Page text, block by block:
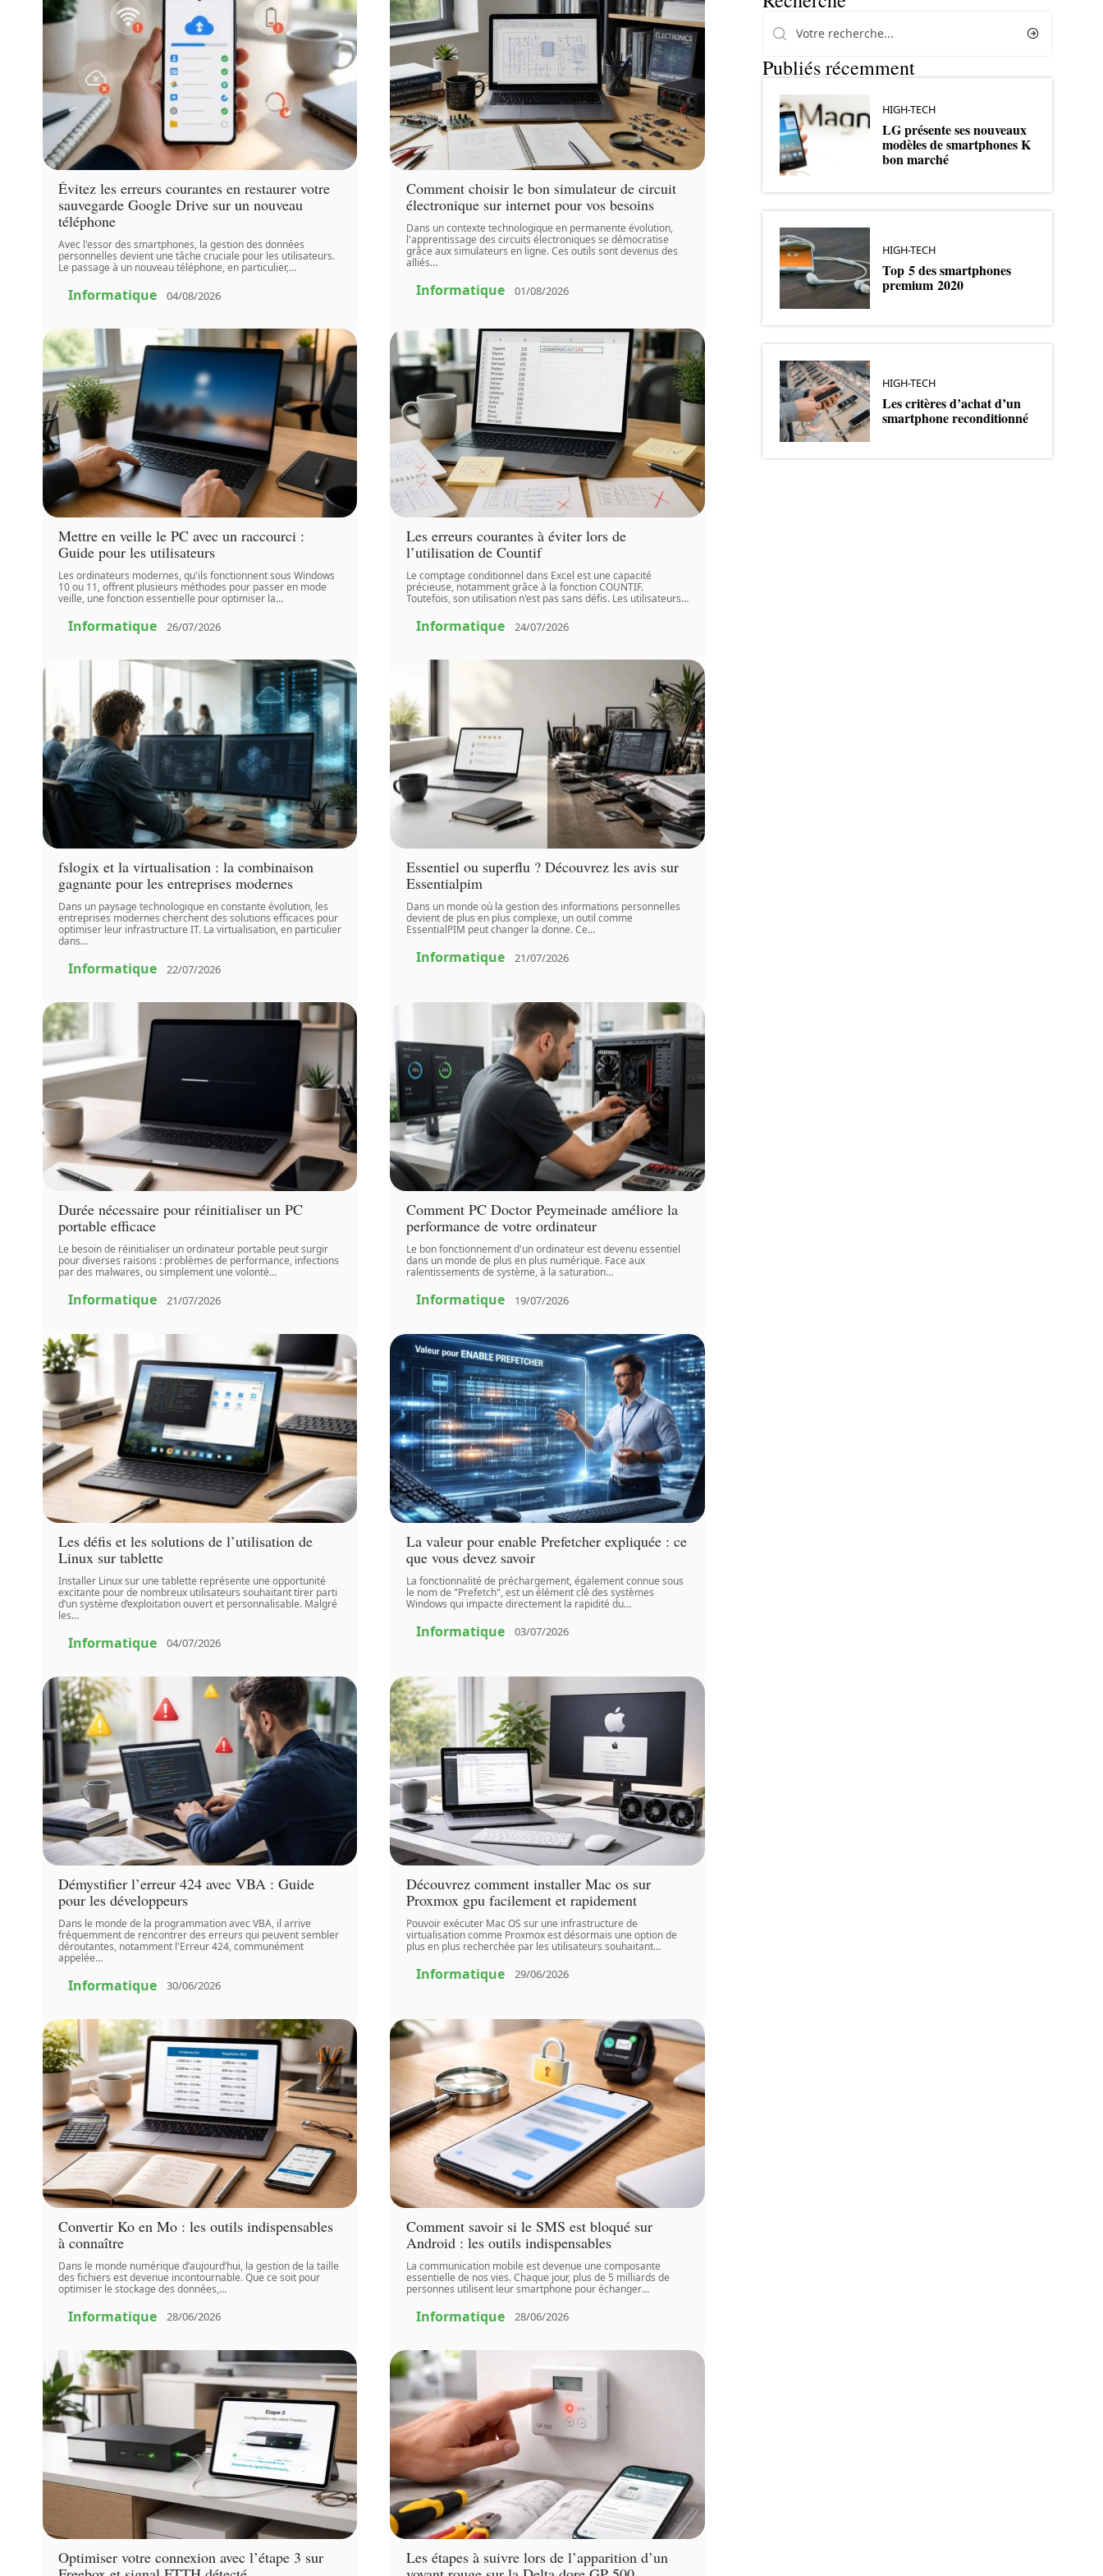
Évitez les erreurs courantes en restaurer votre
sauvegarde Google Drive sur un nouveau
téléphone
Avec l'essor des smartphones, la gestion des données
personnelles devient une tâche cruciale pour les utilisateurs.
Le passage à un nouveau téléphone, en particulier,…
Informatique 04/08/2026
Comment choisir le bon simulateur de circuit
électronique sur internet pour vos besoins
Dans un contexte technologique en permanente évolution,
l'apprentissage des circuits électroniques se démocratise
grâce aux simulateurs en ligne. Ces outils sont devenus des
alliés…
Informatique 01/08/2026
Mettre en veille le PC avec un raccourci :
Guide pour les utilisateurs
Les ordinateurs modernes, qu'ils fonctionnent sous Windows
10 ou 11, offrent plusieurs méthodes pour passer en mode
veille, une fonction essentielle pour optimiser la…
Informatique 26/07/2026
Les erreurs courantes à éviter lors de
l’utilisation de Countif
Le comptage conditionnel dans Excel est une capacité
précieuse, notamment grâce à la fonction COUNTIF.
Toutefois, son utilisation n'est pas sans défis. Les utilisateurs…
Informatique 24/07/2026
fslogix et la virtualisation : la combinaison
gagnante pour les entreprises modernes
Dans un paysage technologique en constante évolution, les
entreprises modernes cherchent des solutions efficaces pour
optimiser leur infrastructure IT. La virtualisation, en particulier
dans…
Informatique 22/07/2026
Essentiel ou superflu ? Découvrez les avis sur
Essentialpim
Dans un monde où la gestion des informations personnelles
devient de plus en plus complexe, un outil comme
EssentialPIM peut changer la donne. Ce…
Informatique 21/07/2026
Durée nécessaire pour réinitialiser un PC
portable efficace
Le besoin de réinitialiser un ordinateur portable peut surgir
pour diverses raisons : problèmes de performance, infections
par des malwares, ou simplement une volonté…
Informatique 21/07/2026
Comment PC Doctor Peymeinade améliore la
performance de votre ordinateur
Le bon fonctionnement d'un ordinateur est devenu essentiel
dans un monde de plus en plus numérique. Face aux
ralentissements de système, à la saturation…
Informatique 19/07/2026
Les défis et les solutions de l’utilisation de
Linux sur tablette
Installer Linux sur une tablette représente une opportunité
excitante pour de nombreux utilisateurs souhaitant tirer parti
d’un système d’exploitation ouvert et personnalisable. Malgré
les…
Informatique 04/07/2026
La valeur pour enable Prefetcher expliquée : ce
que vous devez savoir
La fonctionnalité de préchargement, également connue sous
le nom de "Prefetch", est un élément clé des systèmes
Windows qui impacte directement la rapidité du…
Informatique 03/07/2026
Démystifier l’erreur 424 avec VBA : Guide
pour les développeurs
Dans le monde de la programmation avec VBA, il arrive
fréquemment de rencontrer des erreurs qui peuvent sembler
déroutantes, notamment l'Erreur 424, communément
appelée…
Informatique 30/06/2026
Découvrez comment installer Mac os sur
Proxmox gpu facilement et rapidement
Pouvoir exécuter Mac OS sur une infrastructure de
virtualisation comme Proxmox est désormais une option de
plus en plus recherchée par les utilisateurs souhaitant…
Informatique 29/06/2026
Convertir Ko en Mo : les outils indispensables
à connaître
Dans le monde numérique d’aujourd’hui, la gestion de la taille
des fichiers est devenue incontournable. Que ce soit pour
optimiser le stockage des données,…
Informatique 28/06/2026
Comment savoir si le SMS est bloqué sur
Android : les outils indispensables
La communication mobile est devenue une composante
essentielle de nos vies. Chaque jour, plus de 5 milliards de
personnes utilisent leur smartphone pour échanger…
Informatique 28/06/2026
Optimiser votre connexion avec l’étape 3 sur
Les étapes à suivre lors de l’apparition d’un
Publiés récemment
HIGH-TECH
LG présente ses nouveaux
modèles de smartphones K
bon marché
HIGH-TECH
Top 5 des smartphones
premium 2020
HIGH-TECH
Les critères d’achat d’un
smartphone reconditionné